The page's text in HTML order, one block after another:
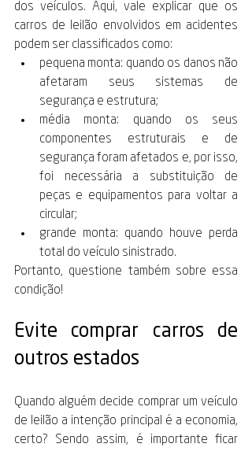
dos veículos. Aqui, vale explicar que os
carros de leilão envolvidos em acidentes
podem ser classificados como:
pequena monta: quando os danos não
afetaram seus sistemas de
segurança e estrutura;
média monta: quando os seus
componentes estruturais e de
segurança foram afetados e, por isso,
foi necessária a substituição de
peças e equipamentos para voltar a
circular;
grande monta: quando houve perda
total do veículo sinistrado.
Portanto, questione também sobre essa
condição!
Evite comprar carros de
outros estados
Quando alguém decide comprar um veículo
de leilão a intenção principal é a economia,
certo? Sendo assim, é importante ficar